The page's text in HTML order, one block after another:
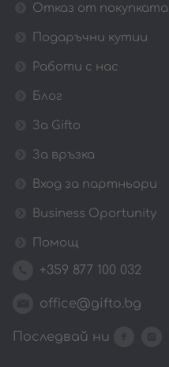
Отказ от покупката
Подаръчни кутии
Работи с нас
Блог
За Gifto
За връзка
Вход за партньори
Business Oportunity
Помощ
+359 877 100 032
office@gifto.bg
Последвай ни